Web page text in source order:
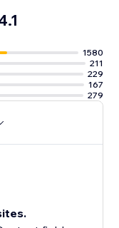
1580
211
229
167
279